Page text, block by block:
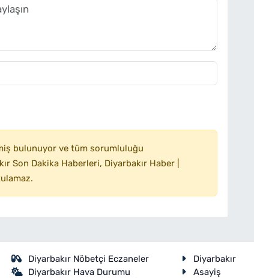
bulunuyor ve tüm sorumluluğu
Son Dakika Haberleri, Diyarbakır Haber |
Diyarbakır Nöbetçi Eczaneler
Diyarbakır Hava Durumu
Diyarbakır
Asayiş